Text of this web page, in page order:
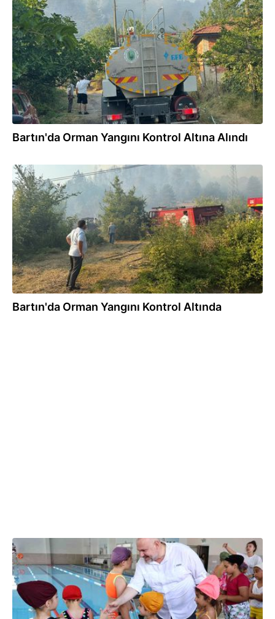
06.08.2025
Bartın'da Orman Yangını Kontrol Altına Alındı
06.08.2025
Bartın'da Orman Yangını Kontrol Altında
13.06.2025